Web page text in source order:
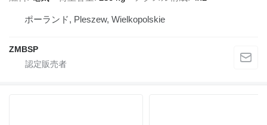
ポーランド, Pleszew, Wielkopolskie
ZMBSP